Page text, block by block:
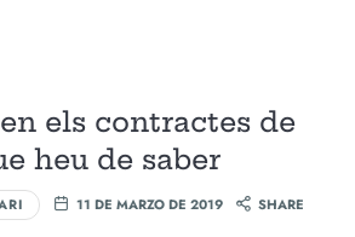
els contractes de
heu de saber
11 DE MARZO DE 2019 SHARE